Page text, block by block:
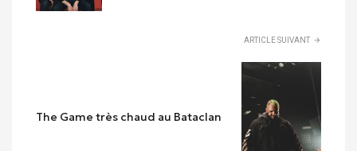
ARTICLE SUIVANT
The Game très chaud au Bataclan